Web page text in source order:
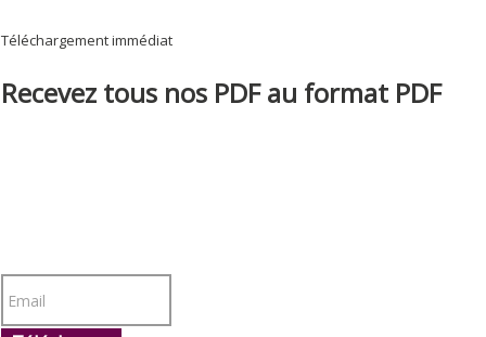
Téléchargement immédiat
Recevez tous nos PDF au format PDF